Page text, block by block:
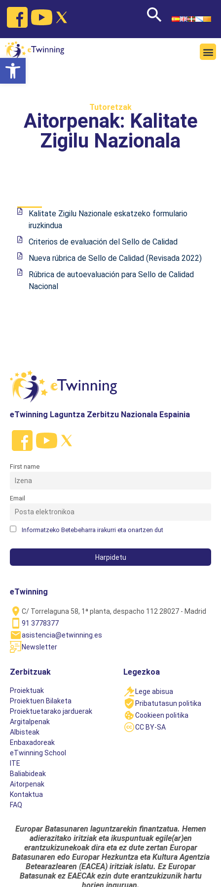
Open toolbar
Tutoretzak
Aitorpenak: Kalitate
Zigilu Nazionala
Kalitate Zigilu Nazionale eskatzeko formulario
iruzkindua
Criterios de evaluación del Sello de Calidad
Nueva rúbrica de Sello de Calidad (Revisada 2022)
Rúbrica de autoevaluación para Sello de Calidad
Nacional
eTwinning Laguntza Zerbitzu Nazionala Espainia
First name
Email
Informatzeko Betebeharra irakurri eta onartzen dut
eTwinning
C/ Torrelaguna 58, 1ª planta, despacho 112 28027 - Madrid
91 3778377
asistencia@etwinning.es
Newsletter
Zerbitzuak
Proiektuak
Proiektuen Bilaketa
Proiektuetarako jarduerak
Argitalpenak
Albisteak
Enbaxadoreak
eTwinning School
ITE
Baliabideak
Aitorpenak
Kontaktua
FAQ
Legezkoa
Lege abisua
Pribatutasun politika
Cookieen politika
CC BY-SA
Europar Batasunaren laguntzarekin finantzatua. Hemen
adierazitako iritziak eta ikuspuntuak egile(ar)en
erantzukizunekoak dira eta ez dute zertan Europar
Batasunaren edo Europar Hezkuntza eta Kultura Agentzia
Betearazlearen (EACEA) iritziak islatu. Ez Europar
Batasunak ez EAECAk ezin dute erantzukizunik hartu